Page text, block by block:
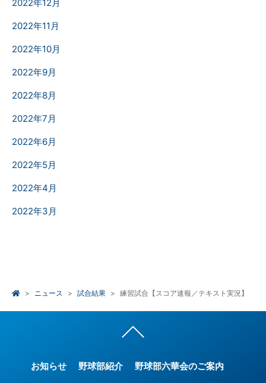
2022年12月
2022年11月
2022年10月
2022年9月
2022年8月
2022年7月
2022年6月
2022年5月
2022年4月
2022年3月
ニュース 試合結果 練習試合【スコア速報／テキスト実況】
お知らせ 野球部紹介 野球部六華会のご案内